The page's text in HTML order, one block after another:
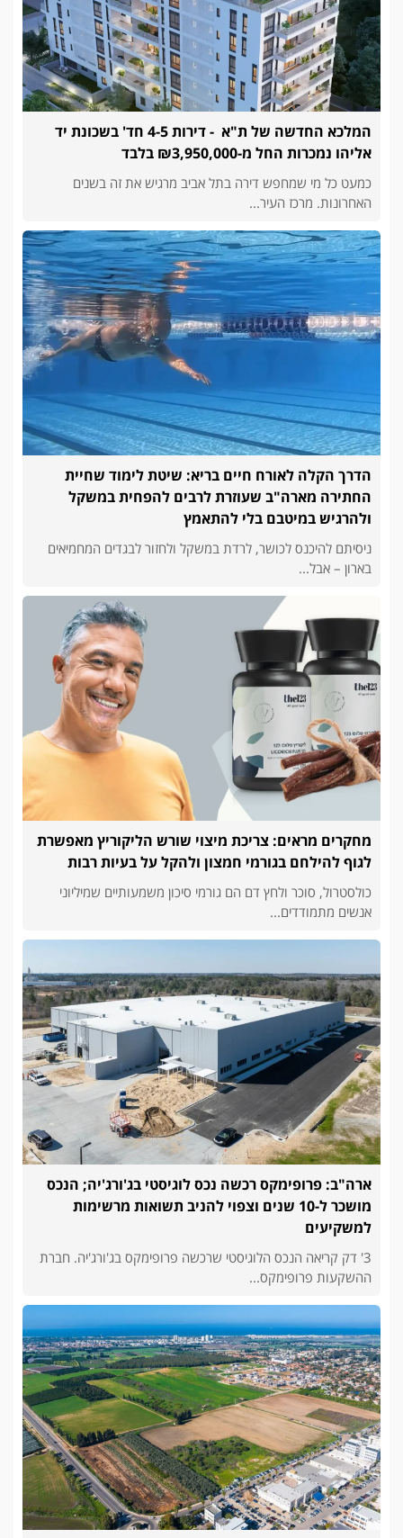
המלכא החדשה של ת"א - דירות 4-5 חד' בשכונת יד
אליהו נמכרות החל מ-₪3,950,000 בלבד
כמעט כל מי שמחפש דירה בתל אביב מרגיש את זה בשנים
האחרונות. מרכז העיר...
הדרך הקלה לאורח חיים בריא: שיטת לימוד שחיית
החתירה מארה"ב שעוזרת לרבים להפחית במשקל
ולהרגיש במיטבם בלי להתאמץ
ניסיתם להיכנס לכושר, לרדת במשקל ולחזור לבגדים המחמיאים
בארון – אבל...
מחקרים מראים: צריכת מיצוי שורש הליקוריץ מאפשרת
לגוף להילחם בגורמי חמצון ולהקל על בעיות רבות
כולסטרול, סוכר ולחץ דם הם גורמי סיכון משמעותיים שמיליוני
אנשים מתמודדים...
ארה"ב: פרופימקס רכשה נכס לוגיסטי בג'ורג'יה; הנכס
מושכר ל-10 שנים וצפוי להניב תשואות מרשימות
למשקיעים
3' דק קריאה הנכס הלוגיסטי שרכשה פרופימקס בג'ורג'יה. חברת
ההשקעות פרופימקס...